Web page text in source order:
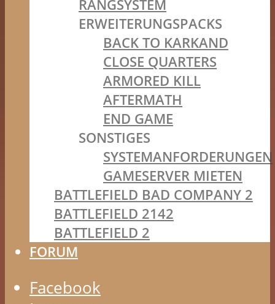
RANGSYSTEM
ERWEITERUNGSPACKS
BACK TO KARKAND
CLOSE QUARTERS
ARMORED KILL
AFTERMATH
END GAME
SONSTIGES
SYSTEMANFORDERUNGEN
GAMESERVER MIETEN
BATTLEFIELD BAD COMPANY 2
BATTLEFIELD 2142
BATTLEFIELD 2
FORUM
Facebook